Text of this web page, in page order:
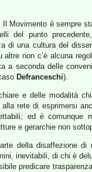
Il Movimento è sempre
del punto
di una cultura del
non c’è alcuna
a seconda delle
Defranceschi).
e delle modalità
rete di esprimersi
ed è comunque
e gerarchie non
della disaffezione
inevitabili, di chi è
predicare